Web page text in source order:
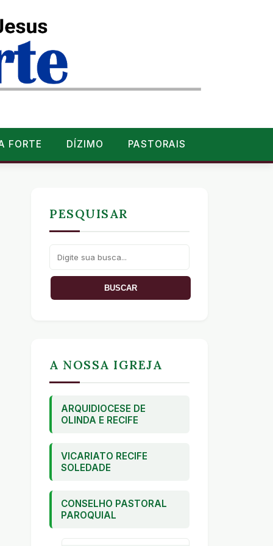
FORTE DÍZIMO PASTORAIS
PESQUISAR
A NOSSA IGREJA
ARQUIDIOCESE DE
OLINDA E RECIFE
VICARIATO RECIFE
SOLEDADE
CONSELHO PASTORAL
PAROQUIAL